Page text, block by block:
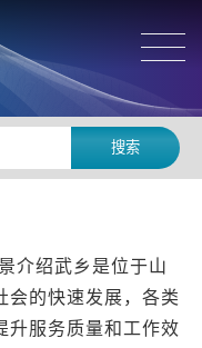
介绍武乡是位于山
会的快速发展，各类
升服务质量和工作效